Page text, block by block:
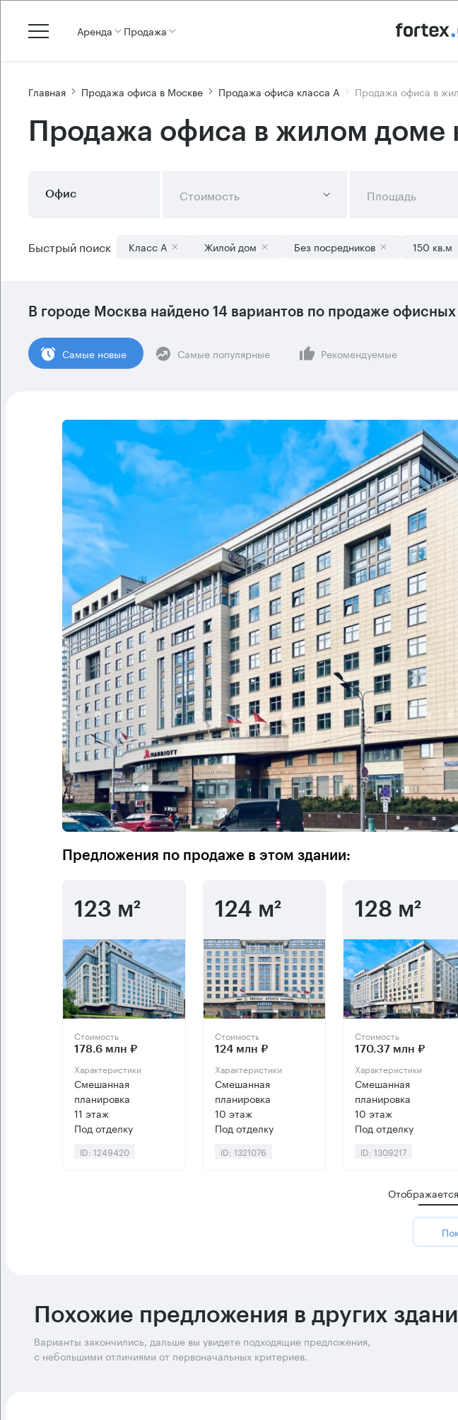
Аренда Продажа
Главная Продажа офиса в Москве Продажа офиса класса А Продажа офиса в
Продажа офиса в жилом доме
Офис Стоимость Площадь
Быстрый поиск Класс А Жилой дом Без посредников 150 кв.м
В городе Москва найдено 14 вариантов по продаже
Cамые новые Самые популярные Рекомендуемые
Предложения по продаже в этом здании:
123 м²
Стоимость
178.6 млн ₽
Характеристики
Смешанная
планировка
11 этаж
Под отделку
ID: 1249420
124 м²
Стоимость
124 млн ₽
Характеристики
Смешанная
планировка
10 этаж
Под отделку
ID: 1321076
128 м²
Стоимость
170.37 млн ₽
Характеристики
Смешанная
планировка
10 этаж
Под отделку
ID: 1309217
Отображается
Похожие предложения в других
Варианты закончились, дальше вы увидете подходящие предложения,
с небольшими отличиями от первоначальных критериев.